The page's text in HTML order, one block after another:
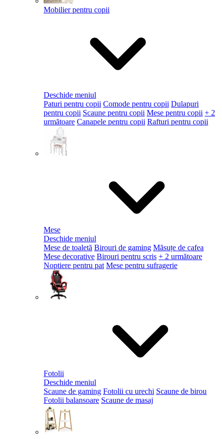
Mobilier pentru copii
Deschide meniul
Paturi pentru copii Comode pentru copii Dulapuri
pentru copii Scaune pentru copii Mese pentru copii + 2
următoare Canapele pentru copii Rafturi pentru copii
Mese
Deschide meniul
Mese de toaletă Birouri de gaming Măsuțe de cafea
Mese decorative Birouri pentru scris + 2 următoare
Noptiere pentru pat Mese pentru sufragerie
Fotolii
Deschide meniul
Scaune de gaming Fotolii cu urechi Scaune de birou
Fotolii balansoare Scaune de masaj